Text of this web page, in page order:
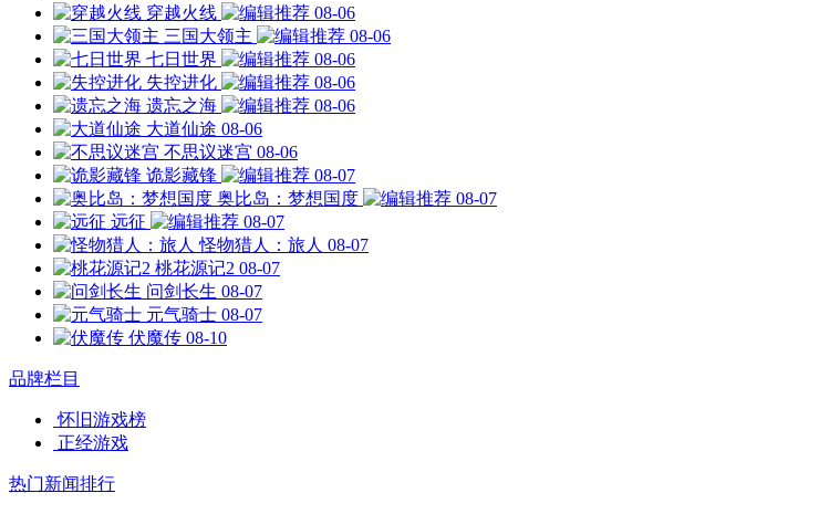
穿越火线
08-06
三国大领主
08-06
七日世界
08-06
失控进化
08-06
遗忘之海
08-06
大道仙途 08-06
不思议迷宫 08-06
诡影藏锋
08-07
奥比岛：梦想国度
08-07
远征
08-07
怪物猎人：旅人 08-07
桃花源记2 08-07
问剑长生 08-07
元气骑士 08-07
伏魔传 08-10
品牌栏目
怀旧游戏榜
正经游戏
热门新闻排行